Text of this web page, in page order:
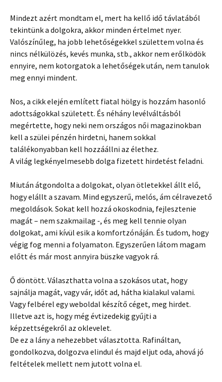
Mindezt azért mondtam el, mert ha kellő idő távlatából
tekintünk a dolgokra, akkor minden értelmet nyer.
Valószínűleg, ha jobb lehetőségekkel születtem volna és
nincs nélkülözés, kevés munka, stb., akkor nem erőlködök
ennyire, nem kotorgatok a lehetőségek után, nem tanulok
meg ennyi mindent.
Nos, a cikk elején említett fiatal hölgy is hozzám hasonló
adottságokkal született. És néhány levélváltásból
megértette, hogy neki nem országos női magazinokban
kell a szülei pénzén hirdetni, hanem sokkal
találékonyabban kell hozzáállni az élethez.
A világ legkényelmesebb dolga fizetett hirdetést feladni.
Miután átgondolta a dolgokat, olyan ötletekkel állt elő,
hogy elállt a szavam. Mind egyszerű, melós, ám célravezető
megoldások. Sokat kell hozzá okoskodnia, fejlesztenie
magát – nem szakmailag -, és meg kell tennie olyan
dolgokat, ami kívül esik a komfortzónáján. És tudom, hogy
végig fog menni a folyamaton. Egyszerűen látom magam
előtt és már most annyira büszke vagyok rá.
Ő döntött. Választhatta volna a szokásos utat, hogy
sajnálja magát, vagy vár, időt ad, hátha kialakul valami.
Vagy felbérel egy weboldal készítő céget, meg hirdet.
Illetve azt is, hogy még évtizedekig gyűjti a
képzettségekről az oklevelet.
De ez a lány a nehezebbet választotta. Rafináltan,
gondolkozva, dolgozva elindul és majd eljut oda, ahová jó
feltételek mellett nem jutott volna el.